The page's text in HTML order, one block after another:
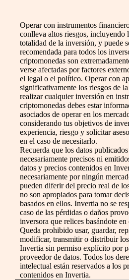
Operar con instrumentos
conlleva altos riesgos, incluyendo
totalidad de la inversión, y puede
recomendada para todos los
criptomonedas son
verse afectadas por factores
el legal o el político. Operar con
significativamente los riesgos de
realizar cualquier inversión en
criptomonedas debes estar
asociados de operar en los
considerando tus objetivos de
experiencia, riesgo y solicitar
en el caso de necesitarlo.
Recuerda que los datos
necesariamente precisos ni
datos y precios contenidos en
necesariamente por ningún
pueden diferir del precio real de
no son apropiados para tomar
basados en ellos. Invertia no se
caso de las pérdidas o daños
inversora que relices basándote en
Queda prohibido usar, guardar,
modificar, transmitir o distribuir
Invertia sin permiso explícito por
proveedor de datos. Todos los
intelectual están reservados a los
contenidos en Invertia.